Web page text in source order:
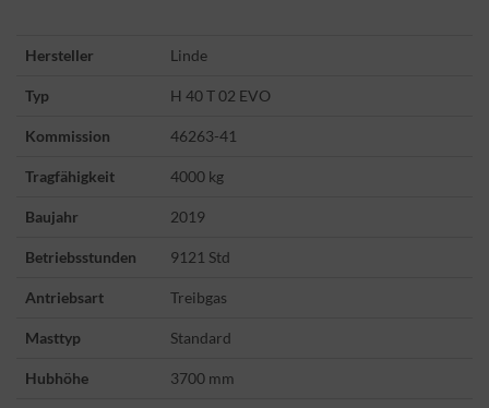
Hersteller Linde
Typ H 40 T 02 EVO
Kommission 46263-41
Tragfähigkeit 4000 kg
Baujahr 2019
Betriebsstunden 9121 Std
Antriebsart Treibgas
Masttyp Standard
Hubhöhe 3700 mm